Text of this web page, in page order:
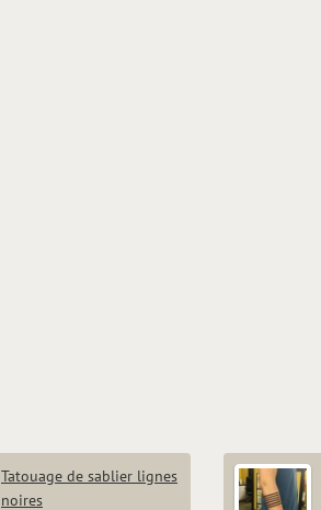
Tatouage de sablier lignes
noires